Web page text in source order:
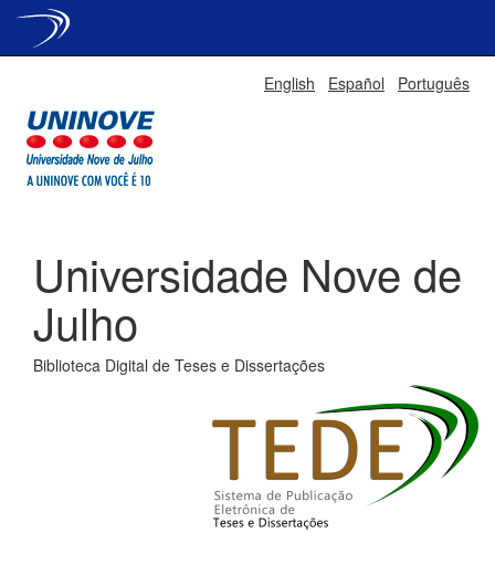
English Español Português
Universidade Nove de
Julho
Biblioteca Digital de Teses e Dissertações